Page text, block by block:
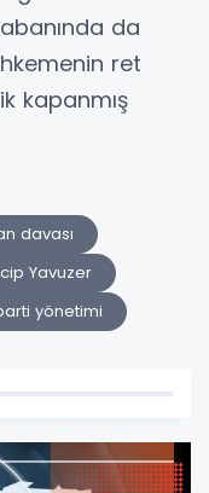
da
ret
kapanmış
davası
Yavuzer
yönetimi